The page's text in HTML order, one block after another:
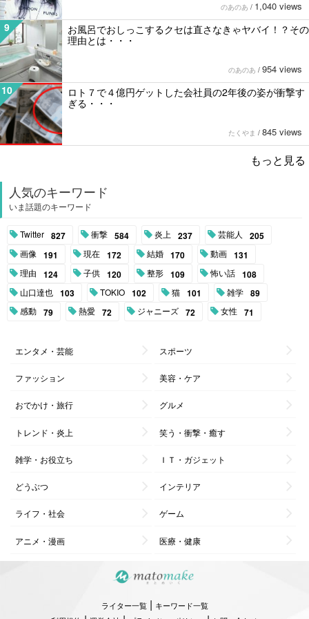
のあのあ / 1,040 views
9
お風呂でおしっこするクセは直さなきゃヤバイ！？その
理由とは・・・
のあのあ / 954 views
10
ロト７で４億円ゲットした会社員の2年後の姿が衝撃す
ぎる・・・
たくやま / 845 views
もっと見る
人気のキーワード
いま話題のキーワード
Twitter 827 衝撃 584 炎上 237 芸能人 205
画像 191 現在 172 結婚 170 動画 131
理由 124 子供 120 整形 109 怖い話 108
山口達也 103 TOKIO 102 猫 101 雑学 89
感動 79 熱愛 72 ジャニーズ 72 女性 71
エンタメ・芸能 スポーツ
ファッション 美容・ケア
おでかけ・旅行 グルメ
トレンド・炎上 笑う・衝撃・癒す
雑学・お役立ち ＩＴ・ガジェット
どうぶつ インテリア
ライフ・社会 ゲーム
アニメ・漫画 医療・健康
ライター一覧| キーワード一覧